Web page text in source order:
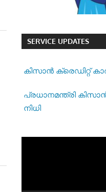
SERVICE UPDATES
കിസാന്‍ ക്രെ‍ഡിറ്റ്
പ്രധാനമന്ത്രി
നിധി